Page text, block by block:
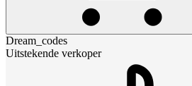
Dream_codes
Uitstekende verkoper